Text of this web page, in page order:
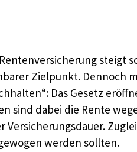
steigt
Zielpunkt.
Das Gesetz
sind dabei die Rente
werden sollten.